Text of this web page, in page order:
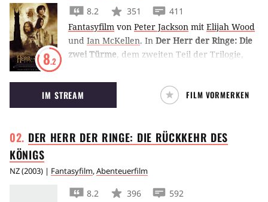
8.2
8.2 351
411
Fantasyfilm von Peter Jackson mit Elijah Wood
und Ian McKellen. In Der Herr der Ringe: Die
zwei Türme, dem zweiten Teil der Trilogie,
Bewohner von Mittelerde mit seiner Armee
der Uruk-Hai.
IM STREAM FILM VORMERKEN
DER HERR DER RINGE: DIE RÜCKKEHR DES
KÖNIGS
NZ(2003) | Fantasyfilm,Abenteuerfilm
8.2 396
592